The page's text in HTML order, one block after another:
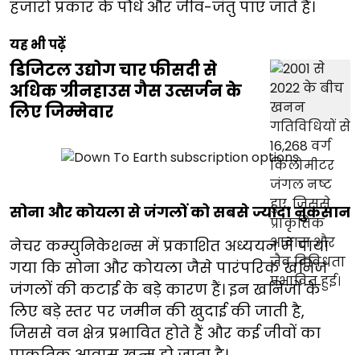
हजारों प्रकार के पौधे और जीव-जंतु पाए जाते हैं।
यह भी पढ़ें
डिजिटल उद्योग चार फीसदी से
अधिक ग्रीनहाउस गैस उत्सर्जन के
लिए जिम्मेवार
सोना और कोयला से जंगलों को सबसे ज्यादा नुकसान
नेचर कम्युनिकेशन्स में प्रकाशित अध्ययन में पाया
गया कि सोना और कोयला जैसे पारंपरिक खनिज
जंगलों की कटाई के बड़े कारण हैं। इन खनिजों के
लिए बड़े स्तर पर जमीन की खुदाई की जाती है,
जिससे वन क्षेत्र प्रभावित होते हैं और कई जीवों का